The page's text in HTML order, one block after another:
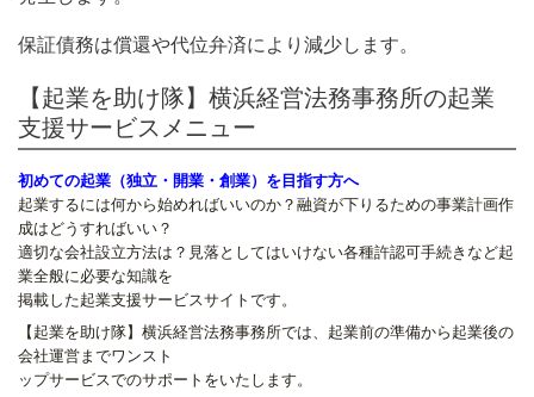
保証債務は償還や代位弁済により減少します。
【起業を助け隊】横浜経営法務事務所の起業
支援サービスメニュー
初めての起業（独立・開業・創業）を目指す方へ
起業するには何から始めればいいのか？融資が下りるための事業計画作
成はどうすればいい？
適切な会社設立方法は？見落としてはいけない各種許認可手続きなど起
業全般に必要な知識を
掲載した起業支援サービスサイトです。
【起業を助け隊】横浜経営法務事務所では、起業前の準備から起業後の
会社運営までワンスト
ップサービスでのサポートをいたします。